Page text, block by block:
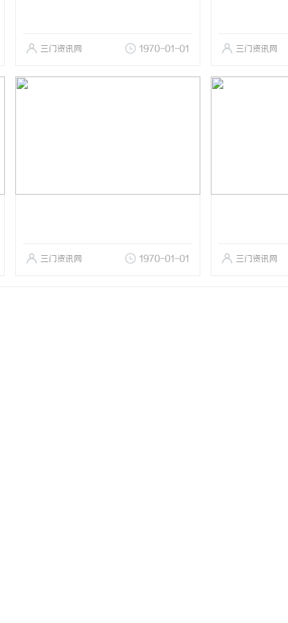
三门资讯网 1970-01-01 三门资讯网
三门资讯网 1970-01-01 三门资讯网